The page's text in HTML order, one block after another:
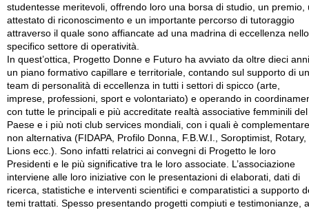
studentesse meritevoli, offrendo loro una borsa di studio, un premio,
attestato di riconoscimento e un importante percorso di tutoraggio
attraverso il quale sono affiancate ad una madrina di eccellenza nello
specifico settore di operatività.
In quest’ottica, Progetto Donne e Futuro ha avviato da oltre dieci anni
un piano formativo capillare e territoriale, contando sul supporto di un
team di personalità di eccellenza in tutti i settori di spicco (arte,
imprese, professioni, sport e volontariato) e operando in
con tutte le principali e più accreditate realtà associative femminili del
Paese e i più noti club services mondiali, con i quali è
non alternativa (FIDAPA, Profilo Donna, F.B.W.I., Soroptimist, Rotary,
Lions ecc.). Sono infatti relatrici ai convegni di Progetto le loro
Presidenti e le più significative tra le loro associate. L’associazione
interviene alle loro iniziative con le presentazioni di elaborati, dati di
ricerca, statistiche e interventi scientifici e comparatistici a supporto
temi trattati. Spesso presentando progetti compiuti e testimonianze,